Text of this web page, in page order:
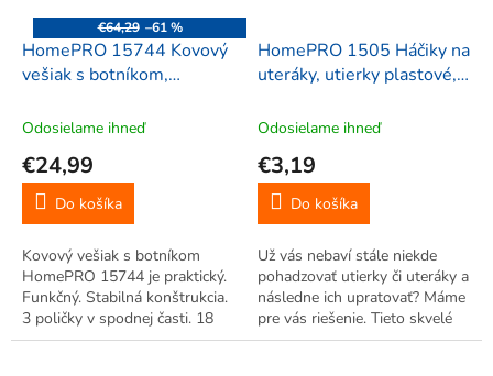
€64,29 –61 %
HomePRO 15744 Kovový
vešiak s botníkom,
Odosielame ihneď
€24,99
Do košíka
Kovový vešiak s botníkom
HomePRO 15744 je praktický.
Funkčný. Stabilná konštrukcia.
3 poličky v spodnej časti. 18
háčikov na zavesenie oblečenia.
HomePRO 1505 Háčiky na
uteráky, utierky plastové,
Odosielame ihneď
€3,19
Do košíka
Už vás nebaví stále niekde
pohadzovať utierky či uteráky a
následne ich upratovať? Máme
pre vás riešenie. Tieto skvelé
plastové háčiky na uteráky,